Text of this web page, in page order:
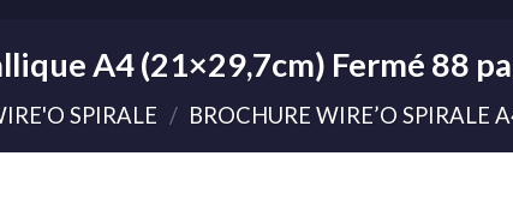
A4 (21×29,7cm) Fermé 88
SPIRALE / BROCHURE WIRE’O SPIRALE